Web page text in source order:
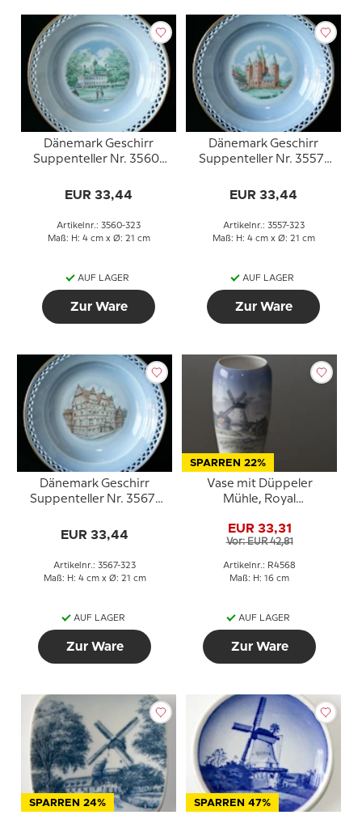
Dänemark Geschirr
Suppenteller Nr. 3560-
Fredensborg
EUR 33,44
Artikelnr.: 3560-323
Maß: H: 4 cm x Ø: 21 cm
AUF LAGER
Zur Ware
Dänemark Geschirr
Suppenteller Nr. 3557-
EUR 33,44
Artikelnr.: 3557-323
Maß: H: 4 cm x Ø: 21 cm
AUF LAGER
Zur Ware
Dänemark Geschirr
Suppenteller Nr. 3567-
Steinhaus
EUR 33,44
Artikelnr.: 3567-323
Maß: H: 4 cm x Ø: 21 cm
AUF LAGER
Zur Ware
SPARREN 22%
Vase mit Düppeler
Mühle, Royal
EUR 33,31
Vor: EUR 42,81
Artikelnr.: R4568
Maß: H: 16 cm
AUF LAGER
Zur Ware
SPARREN 24% SPARREN 47%